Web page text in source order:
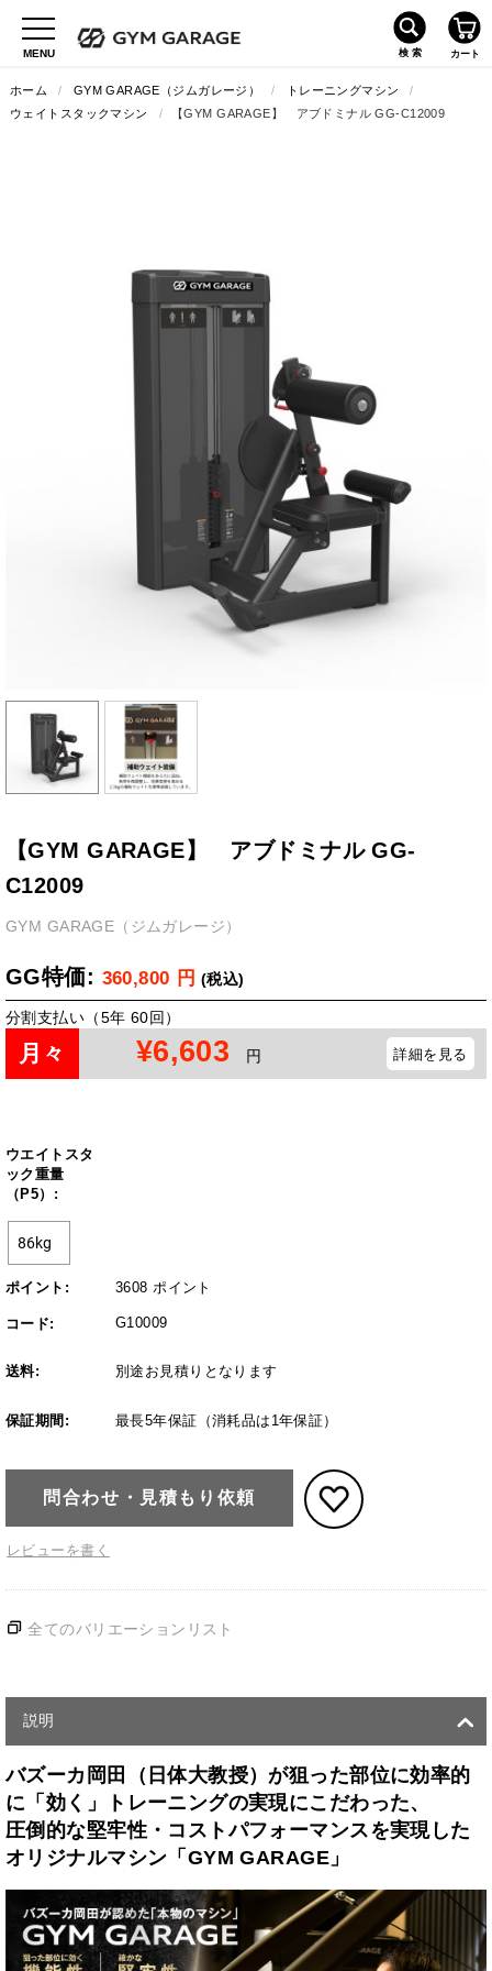
ホーム / GYM GARAGE（ジムガレージ） / トレーニングマシン
/
ウェイトスタックマシン
/ 【GYM GARAGE】 アブドミナル GG-C12009
【GYM GARAGE】 アブドミナル GG-
C12009
GYM GARAGE（ジムガレージ）
GG特価: 360,800 円 (税込)
分割支払い（5年 60回）
月々 ¥6,603 円 詳細を見る
ウエイトスタ
ック重量
（P5）:
ポイント: 3608 ポイント
コード: G10009
送料: 別途お見積りとなります
保証期間: 最長5年保証（消耗品は1年保証）
問合わせ・見積もり依頼
レビューを書く
全てのバリエーションリスト
説明
バズーカ岡田（日体大教授）が狙った部位に効率的
に「効く」トレーニングの実現にこだわった、
圧倒的な堅牢性・コストパフォーマンスを実現した
オリジナルマシン「GYM GARAGE」